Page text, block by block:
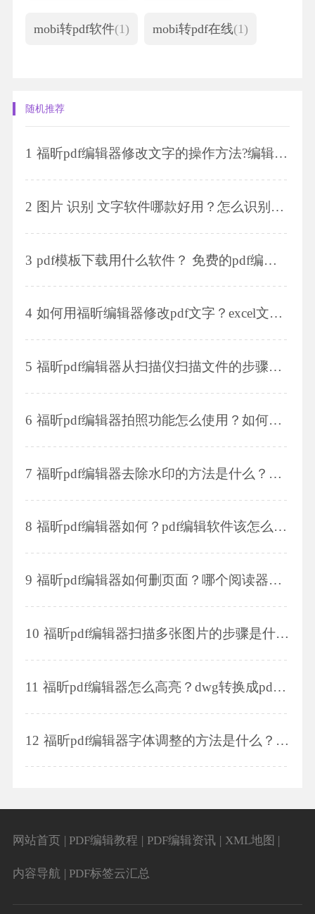
mobi转pdf软件(1) mobi转pdf在线(1)
随机推荐
1 福昕pdf编辑器修改文字的操作方法?编辑器添加页眉页脚的方法分享?
2 图片 识别 文字软件哪款好用？怎么识别图片中的文字？
3 pdf模板下载用什么软件？ 免费的pdf编辑器哪个好?
4 如何用福昕编辑器修改pdf文字？excel文档怎么转换为pdf格式？
5 福昕pdf编辑器从扫描仪扫描文件的步骤是什么？福昕编辑器个人版的扫描功能有什么特色？
6 福昕pdf编辑器拍照功能怎么使用？如何旋转pdf文件？
7 福昕pdf编辑器去除水印的方法是什么？pdf文件怎么转换为html格式？
8 福昕pdf编辑器如何？pdf编辑软件该怎么使用?
9 福昕pdf编辑器如何删页面？哪个阅读器操作简单？
10 福昕pdf编辑器扫描多张图片的步骤是什么？怎么合并多个pdf文件？
11 福昕pdf编辑器怎么高亮？dwg转换成pdf格式的方法是什么？
12 福昕pdf编辑器字体调整的方法是什么？怎么拆分pdf文件？
网站首页 | PDF编辑教程 | PDF编辑资讯 | XML地图 |
内容导航 | PDF标签云汇总